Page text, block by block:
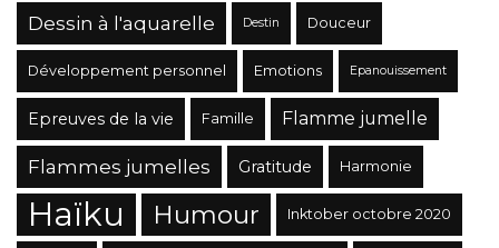
Dessin à l'aquarelle Destin Douceur
Développement personnel Emotions Epanouissement
Epreuves de la vie Famille Flamme jumelle
Flammes jumelles Gratitude Harmonie
Haïku Humour Inktober octobre 2020